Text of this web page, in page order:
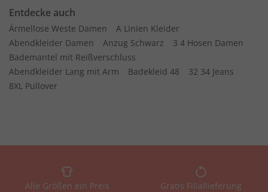
Entdecke auch
Ärmellose Weste Damen
A Linien Kleider
Abendkleider Damen
Anzug Schwarz
3 4 Hosen Damen
Bademantel mit Reißverschluss
Abendkleider Lang mit Arm
Badekleid 48
32 34 Jeans
8XL Pullover
Alle Größen ein Preis Gratis Filiallieferung